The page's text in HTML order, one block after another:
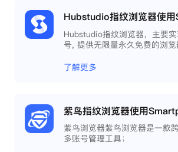
Hubstudio指纹浏览器，主要
号, 提供无限量永久免费的浏
工作效率 。
了解更多
紫鸟指纹浏览器使用
紫鸟浏览器紫鸟浏览器是一款
多账号管理工具；